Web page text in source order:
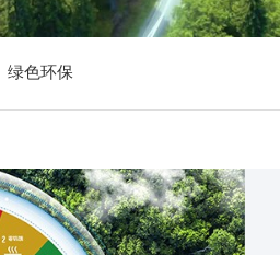
绿色环保